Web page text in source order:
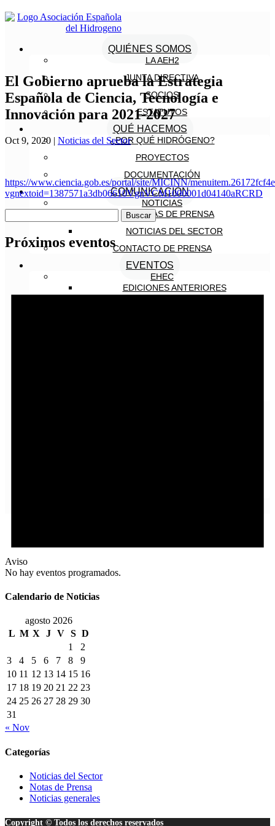
QUIÉNES SOMOS
LA AEH2
JUNTA DIRECTIVA
SOCIOS
ESTATUTOS
QUÉ HACEMOS
¿POR QUÉ HIDRÓGENO?
PROYECTOS
DOCUMENTACIÓN
COMUNICACIÓN
NOTICIAS
NOTAS DE PRENSA
NOTICIAS DEL SECTOR
CONTACTO DE PRENSA
EVENTOS
EHEC
EDICIONES ANTERIORES
El Gobierno aprueba la Estrategia
Española de Ciencia, Tecnología e
Innovación para 2021-2027
Oct 9, 2020 | Noticias del Sector
https://www.ciencia.gob.es/portal/site/MICINN/
vgnextoid=1387571a3db06610VgnVCM1000001d04140aRCRD
Próximos eventos
Aviso
No hay eventos programados.
Calendario de Noticias
agosto 2026
L M X J V S D
1
2
3
4 5 6 7 8
9
10 11 12 13 14 15 16
17 18 19 20 21 22 23
24 25 26 27 28 29 30
31
« Nov
Categorías
Noticias del Sector
Notas de Prensa
Noticias generales
Copyright © Todos los derechos reservados